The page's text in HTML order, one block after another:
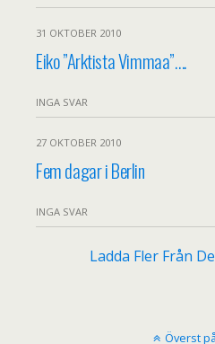
31 OKTOBER 2010
Eiko ”Arktista Vimmaa”….
INGA SVAR
27 OKTOBER 2010
Fem dagar i Berlin
INGA SVAR
Ladda Fler Från
Överst